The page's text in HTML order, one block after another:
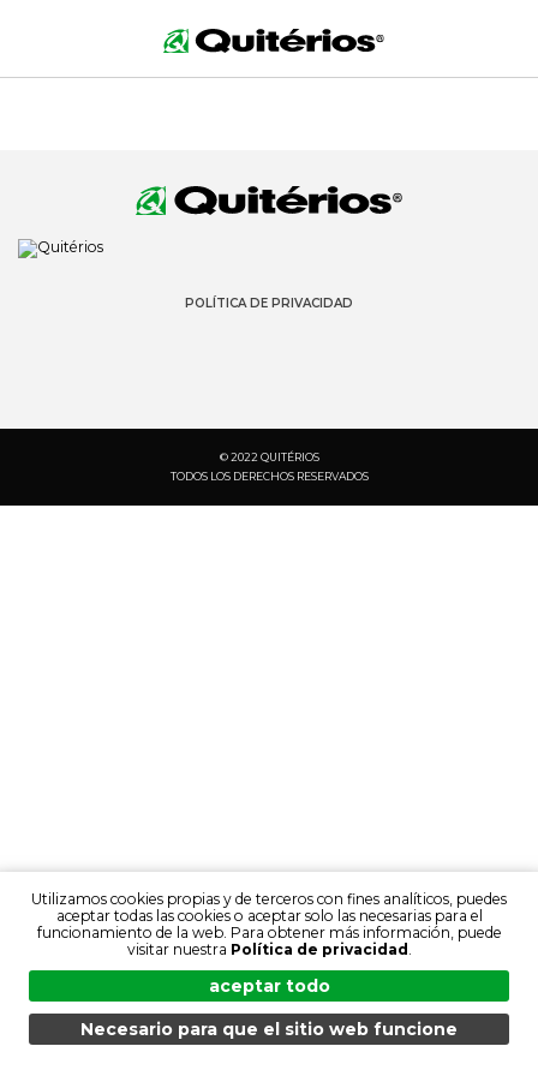
POLÍTICA DE PRIVACIDAD
© 2022 QUITÉRIOS
TODOS LOS DERECHOS RESERVADOS
MENÚ BÚSQUEDA PRODUCTOS ES
Utilizamos cookies propias y de terceros con fines analíticos, puedes
aceptar todas las cookies o aceptar solo las necesarias para el
funcionamiento de la web. Para obtener más información, puede
visitar nuestra Política de privacidad .
aceptar todo
Necesario para que el sitio web funcione